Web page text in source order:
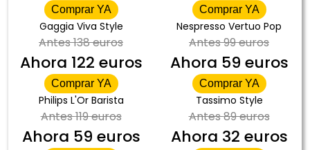
Comprar YA Comprar YA
Gaggia Viva Style
Antes138 euros
Ahora 122 euros
Comprar YA
Nespresso Vertuo Pop
Antes99 euros
Ahora 59 euros
Comprar YA
Philips L'Or Barista
Antes119 euros
Ahora 59 euros
Tassimo Style
Antes89 euros
Ahora 32 euros